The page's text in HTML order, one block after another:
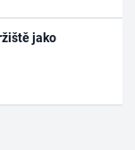
jako